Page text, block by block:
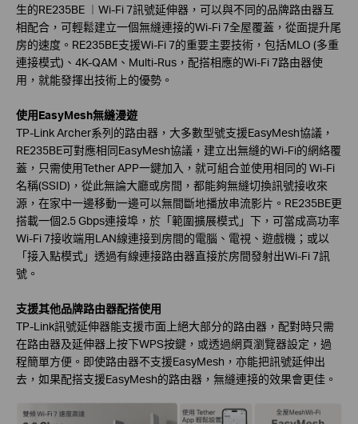
生的RE235BE ︱Wi-Fi 7訊號延伸器，可以與不同的品牌路由器互
相配合，可輕鬆建立一個無縫連接的Wi-Fi 7全屋覆蓋，從面提升尾
房的速度。RE235BE支援Wi-Fi 7的重要主要技術，包括MLO (多重
連接模式)、4K-QAM、Multi-Rus，配搭相應的Wi-Fi 7路由器使
用，就能發揮出技術上的優勢。
使用EasyMesh無縫漫遊
TP-Link Archer系列的路由器，大多數型號支援EasyMesh協議，
RE235BE可對應相同EasyMesh協議，建立出無縫的Wi-Fi的網絡覆
蓋，只需使用Tether APP一鍵加入，就可組合並使用相同的 Wi-Fi
名稱(SSID)，從此無論大廳或房間，都能夠無縫切換訊號接收來
源，在家中一邊移動一邊可以無間斷地播放串流影片。RE235BE更
搭載一個2.5 Gbps連接埠，於「範圍擴展模式」下，可當成高功率
Wi-Fi 7接收端用LAN線連接到房間的電腦、電視、遊戲機；或以
「接入點模式」透過有線連接路由器直接於房間發射出Wi-Fi 7訊
號。
支援其他品牌路由器配搭使用
TP-Link訊號延伸器能支援市面上絕大部分的路由器，配對時只需
在路由器及延伸器上按下WPS按鍵，或透過網頁瀏覽器設定，過
程簡單方便。即使路由器不支援EasyMesh，亦能把訊號延伸出
去，如果配搭支援EasyMesh的路由器，無縫連接的效果會更佳。